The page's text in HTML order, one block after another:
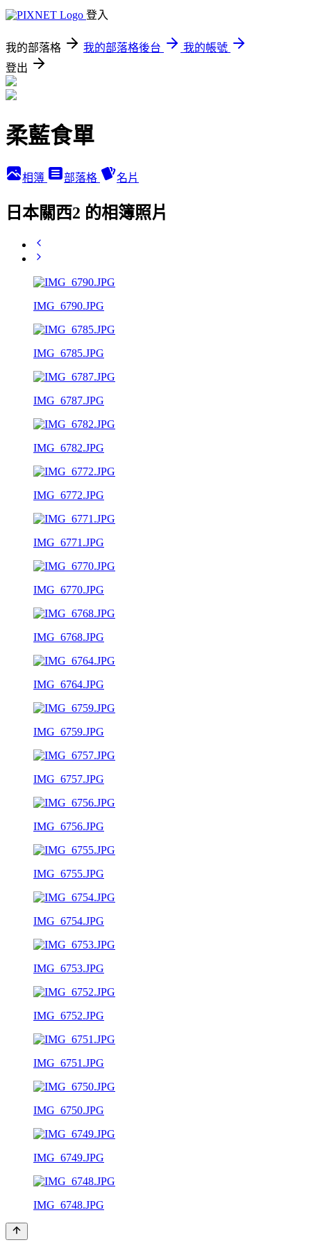
登入
我的部落格 我的部落格後台
我的帳號
登出
柔藍食單
相簿 部落格 名片
日本關西2 的相簿照片
IMG_6790.JPG
IMG_6785.JPG
IMG_6787.JPG
IMG_6782.JPG
IMG_6772.JPG
IMG_6771.JPG
IMG_6770.JPG
IMG_6768.JPG
IMG_6764.JPG
IMG_6759.JPG
IMG_6757.JPG
IMG_6756.JPG
IMG_6755.JPG
IMG_6754.JPG
IMG_6753.JPG
IMG_6752.JPG
IMG_6751.JPG
IMG_6750.JPG
IMG_6749.JPG
IMG_6748.JPG